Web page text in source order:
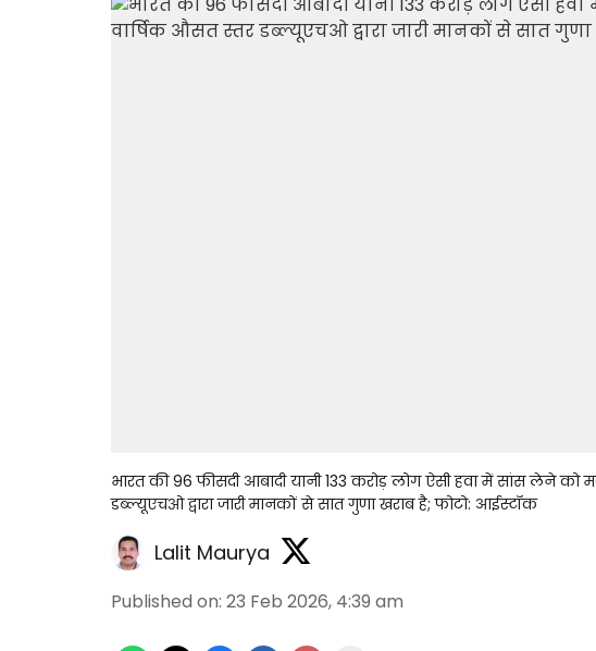
भारत की 96 फीसदी आबादी यानी 133 करोड़ लोग ऐसी हवा में सांस लेने को
डब्ल्यूएचओ द्वारा जारी मानकों से सात गुणा खराब है; फोटो: आईस्टॉक
Lalit Maurya
Published on: 23 Feb 2026, 4:39 am